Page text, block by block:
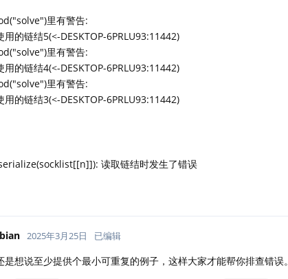
里有警告:
用的链结5(<-DESKTOP-6PRLU93:11442)
里有警告:
用的链结4(<-DESKTOP-6PRLU93:11442)
里有警告:
用的链结3(<-DESKTOP-6PRLU93:11442)
读取链结时发生了错误
2025年3月25日 已编辑
是想说至少提供个最小可重复的例子，这样大家才能帮你排查错误。